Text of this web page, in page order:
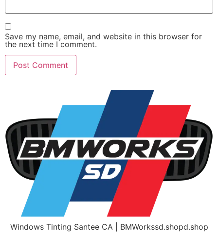
Save my name, email, and website in this browser for
the next time I comment.
Windows Tinting Santee CA | BMWorkssd.shopd.shop